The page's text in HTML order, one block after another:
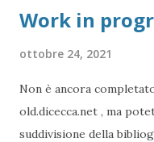
Work in
ottobre 24, 2021
Non è ancora
old.dicecca.net , ma
suddivisione della